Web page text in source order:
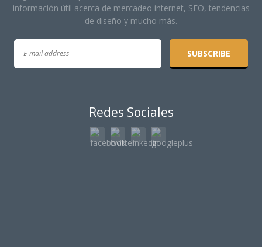
información útil acerca de mercadeo internet, SEO, tendencias
de diseño y mucho más.
Redes Sociales